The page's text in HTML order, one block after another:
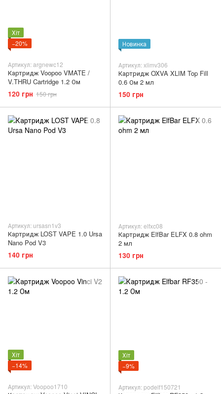
Хіт
−20%
Артикул: argnewc12
Картридж Voopoo VMATE /
V.THRU Cartridge 1.2 Ом
120 грн 150 грн
Новинка
Артикул: xlimv306
Картридж OXVA XLIM Top Fill
0.6 Ом 2 мл
150 грн
Артикул: ursasn1v3
Картридж LOST VAPE 1.0 Ursa
Nano Pod V3
140 грн
Артикул: elfxc08
Картридж ElfBar ELFX 0.8 ohm
2 мл
130 грн
Хіт
−14%
Артикул: Voopoo1710
Хіт
−9%
Артикул: podelf150721